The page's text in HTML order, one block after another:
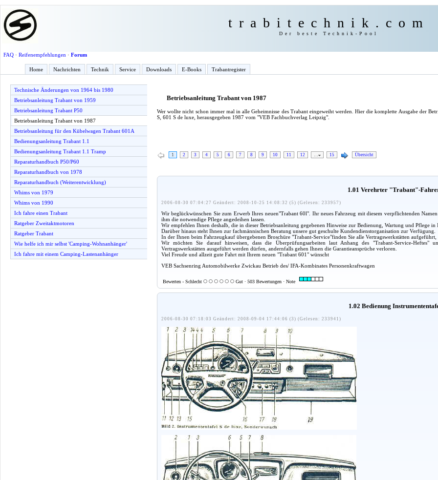
trabitechnik.com
Der beste Technik-Pool
FAQ· Reifenempfehlungen · Forum
Home Nachrichten Technik Service Downloads E-Books Trabantregister
Technische Änderungen von 1964 bis 1980
Betriebsanleitung Trabant von 1959
Betriebsanleitung Trabant P50
Betriebsanleitung Trabant von 1987
Betriebsanleitung für den Kübelwagen Trabant 601A
Bedienungsanleitung Trabant 1.1
Bedienungsanleitung Trabant 1.1 Tramp
Reparaturhandbuch P50/P60
Reparaturhandbuch von 1978
Reparaturhandbuch (Weiterentwicklung)
Whims von 1979
Whims von 1990
Ich fahre einen Trabant
Ratgeber Zweitaktmotoren
Ratgeber Trabant
Wie helfe ich mir selbst 'Camping-Wohnanhänger'
Ich fahre mit einem Camping-Lastenanhänger
Betriebsanleitung Trabant von 1987
Wer wollte nicht schon immer mal in alle Geheimnisse des Trabant eingeweiht werden. Hier die komplette Ausgabe der
S, 601 S de luxe, herausgegeben 1987 vom "VEB Fachbuchverlag Leipzig".
1 2 3 4 5 6 7 8 9 10 11 12 … 15 Übersicht
1.01 Verehrter "Trabant"-
2006-08-30 07:04:27 Geändert: 2008-10-25 14:08:32 (5) (Gelesen: 233957)
Wir beglückwünschen Sie zum Erwerb Ihres neuen"Trabant 60l". Ihr neues Fahrzeug mit diesem verpflichtenden
ihm die notwendige Pflege angedeihen lassen.
Wir empfehlen Ihnen deshalb, die in dieser Betriebsanleitung gegebenen Hinweise zur Bedienung, Wartung und Pflege in
Darüber hinaus steht Ihnen zur fachmännischen Beratung unsere gut geschulte Kundendienstorganisation zur Verfügung.
In der Ihnen beim Fahrzeugkauf übergebenen Broschüre "Trabant-Service"finden Sie alle Vertragswerkstätten
Wir möchten Sie darauf hinweisen, dass die Überprüfungsarbeiten laut Anhang des "Trabant-Service-Heftes"
Vertragswerkstätten ausgeführt werden dürfen, andernfalls gehen Ihnen die Garantieansprüche verloren.
Viel Freude und allzeit gute Fahrt mit Ihrem neuen "Trabant 601" wünscht
VEB Sachsenring Automobilwerke Zwickau Betrieb des/ IFA-Kombinates Personenkraftwagen
Bewerten - Schlecht Gut · 503 Bewertungen · Note
1.02 Bedienung
2006-08-30 07:18:03 Geändert: 2008-09-04 17:44:06 (3) (Gelesen: 233941)